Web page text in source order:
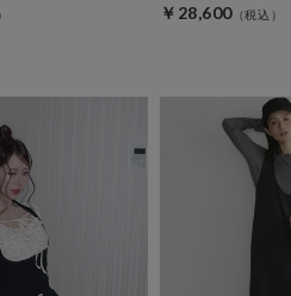
￥28,600